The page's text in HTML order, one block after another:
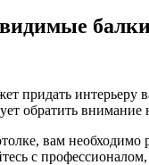
балки
придать интерьеру
обратить
вам
с